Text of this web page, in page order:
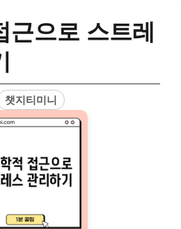
근으로 스트레
챗지티미니